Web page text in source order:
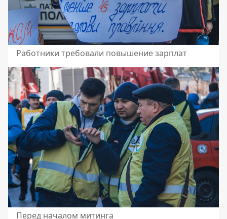
Работники требовали повышение зарплат
Перед началом митинга